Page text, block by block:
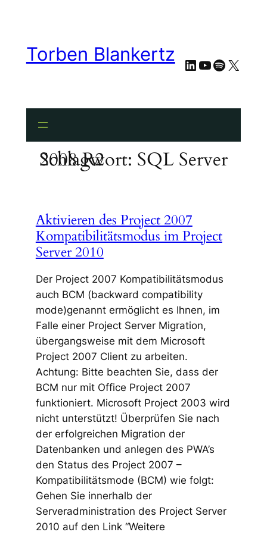
springenTorben Blankertz LinkedIn
YouTube
Spotify
X
Schlagwort:
SQL Server 2008 R2
Aktivieren des Project 2007
Kompatibilitätsmodus im Project
Server 2010
Der Project 2007 Kompatibilitätsmodus
auch BCM (backward compatibility
mode)genannt ermöglicht es Ihnen, im
Falle einer Project Server Migration,
übergangsweise mit dem Microsoft
Project 2007 Client zu arbeiten.
Achtung: Bitte beachten Sie, dass der
BCM nur mit Office Project 2007
funktioniert. Microsoft Project 2003 wird
nicht unterstützt! Überprüfen Sie nach
der erfolgreichen Migration der
Datenbanken und anlegen des PWA’s
den Status des Project 2007 –
Kompatibilitätsmode (BCM) wie folgt:
Gehen Sie innerhalb der
Serveradministration des Project Server
2010 auf den Link “Weitere